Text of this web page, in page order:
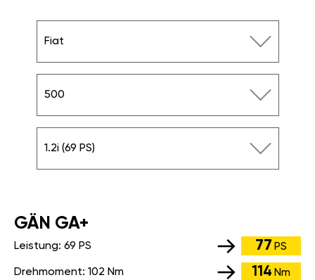
Fiat
500
1.2i (69 PS)
GÄN GA+
Leistung: 69 PS 77 PS
Drehmoment: 102 Nm 114 Nm